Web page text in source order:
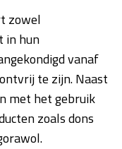
zowel
in hun
vanaf
te zijn. Naast
met het gebruik
zoals dons